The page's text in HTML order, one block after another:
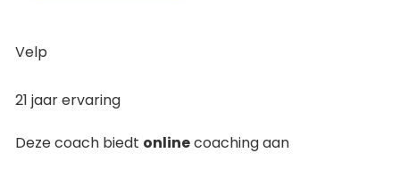
Velp
21 jaar ervaring
Deze coach biedt onlinecoaching aan